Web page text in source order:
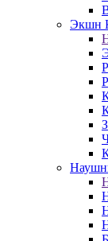
Экшн